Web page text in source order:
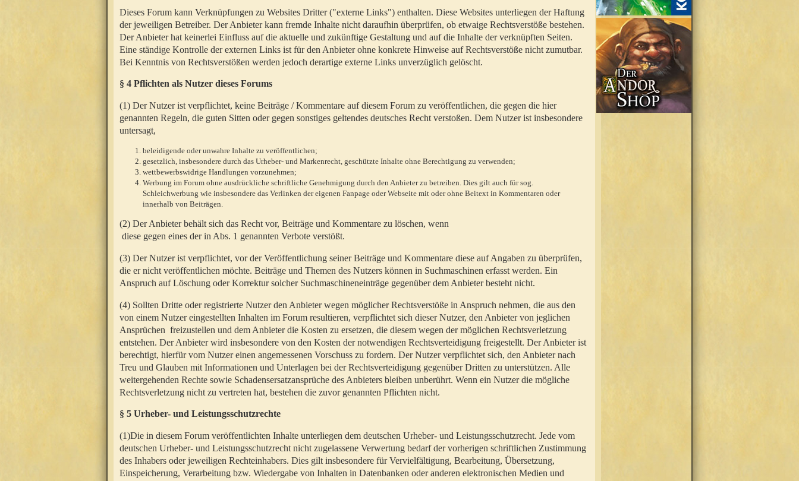
Dieses Forum kann Verknüpfungen zu Websites Dritter ("externe Links") enthalten. Diese Websites unterliegen der Haftung
der jeweiligen Betreiber. Der Anbieter kann fremde Inhalte nicht daraufhin überprüfen, ob etwaige Rechtsverstöße bestehen.
Der Anbieter hat keinerlei Einfluss auf die aktuelle und zukünftige Gestaltung und auf die Inhalte der verknüpften Seiten.
Eine ständige Kontrolle der externen Links ist für den Anbieter ohne konkrete Hinweise auf Rechtsverstöße nicht zumutbar.
Bei Kenntnis von Rechtsverstößen werden jedoch derartige externe Links unverzüglich gelöscht.
§ 4 Pflichten als Nutzer dieses Forums
(1) Der Nutzer ist verpflichtet, keine Beiträge / Kommentare auf diesem Forum zu veröffentlichen, die gegen die hier
genannten Regeln, die guten Sitten oder gegen sonstiges geltendes deutsches Recht verstoßen. Dem Nutzer ist insbesondere
untersagt,
beleidigende oder unwahre Inhalte zu veröffentlichen;
gesetzlich, insbesondere durch das Urheber- und Markenrecht, geschützte Inhalte ohne Berechtigung zu verwenden;
wettbewerbswidrige Handlungen vorzunehmen;
Werbung im Forum ohne ausdrückliche schriftliche Genehmigung durch den Anbieter zu betreiben. Dies gilt auch für sog.
Schleichwerbung wie insbesondere das Verlinken der eigenen Fanpage oder Webseite mit oder ohne Beitext in Kommentaren oder
innerhalb von Beiträgen.
(2) Der Anbieter behält sich das Recht vor, Beiträge und Kommentare zu löschen, wenn
diese gegen eines der in Abs. 1 genannten Verbote verstößt.
(3) Der Nutzer ist verpflichtet, vor der Veröffentlichung seiner Beiträge und Kommentare diese auf Angaben zu überprüfen,
die er nicht veröffentlichen möchte. Beiträge und Themen des Nutzers können in Suchmaschinen erfasst werden. Ein
Anspruch auf Löschung oder Korrektur solcher Suchmaschineneinträge gegenüber dem Anbieter besteht nicht.
(4) Sollten Dritte oder registrierte Nutzer den Anbieter wegen möglicher Rechtsverstöße in Anspruch nehmen, die aus den
von einem Nutzer eingestellten Inhalten im Forum resultieren, verpflichtet sich dieser Nutzer, den Anbieter von jeglichen
Ansprüchen freizustellen und dem Anbieter die Kosten zu ersetzen, die diesem wegen der möglichen Rechtsverletzung
entstehen. Der Anbieter wird insbesondere von den Kosten der notwendigen Rechtsverteidigung freigestellt. Der Anbieter ist
berechtigt, hierfür vom Nutzer einen angemessenen Vorschuss zu fordern. Der Nutzer verpflichtet sich, den Anbieter nach
Treu und Glauben mit Informationen und Unterlagen bei der Rechtsverteidigung gegenüber Dritten zu unterstützen. Alle
weitergehenden Rechte sowie Schadensersatzansprüche des Anbieters bleiben unberührt. Wenn ein Nutzer die mögliche
Rechtsverletzung nicht zu vertreten hat, bestehen die zuvor genannten Pflichten nicht.
§ 5 Urheber- und Leistungsschutzrechte
(1)Die in diesem Forum veröffentlichten Inhalte unterliegen dem deutschen Urheber- und Leistungsschutzrecht. Jede vom
deutschen Urheber- und Leistungsschutzrecht nicht zugelassene Verwertung bedarf der vorherigen schriftlichen Zustimmung
des Inhabers oder jeweiligen Rechteinhabers. Dies gilt insbesondere für Vervielfältigung, Bearbeitung, Übersetzung,
Einspeicherung, Verarbeitung bzw. Wiedergabe von Inhalten in Datenbanken oder anderen elektronischen Medien und